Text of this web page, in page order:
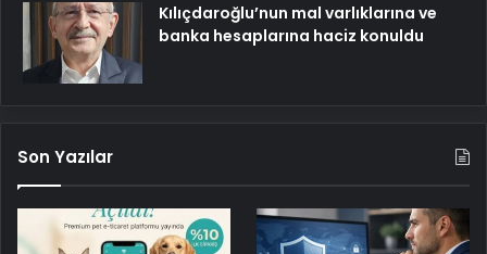
Kılıçdaroğlu’nun mal varlıklarına ve
banka hesaplarına haciz konuldu
Son Yazılar